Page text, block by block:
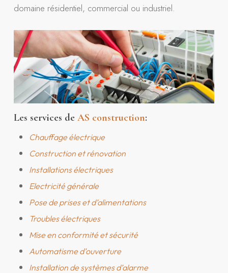
domaine résidentiel, commercial ou industriel.
Les services de AS construction:
Chauffage électrique
Construction et rénovation
Installations électriques
Electricité générale
Pose de prises et d’alimentations
Troubles électriques
Mise en conformité et sécurité
Automatisme d’ouverture
Installation de systèmes d’alarme